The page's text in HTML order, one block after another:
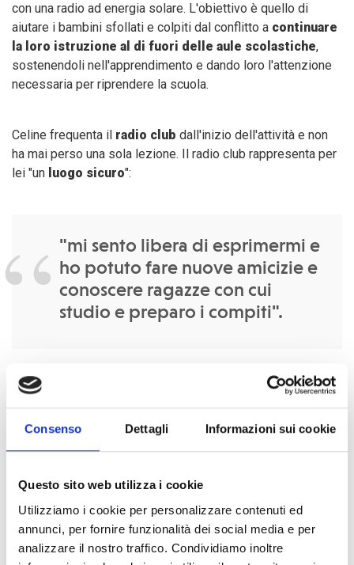
Consenso Dettagli Informazioni sui cookie
Questo sito web utilizza i cookie
Utilizziamo i cookie per personalizzare contenuti ed
annunci, per fornire funzionalità dei social media e per
analizzare il nostro traffico. Condividiamo inoltre
con una radio ad energia solare. L'obiettivo è quello di
aiutare i bambini sfollati e colpiti dal conflitto a continuare
la loro istruzione al di fuori delle aule scolastiche,
sostenendoli nell'apprendimento e dando loro l'attenzione
necessaria per riprendere la scuola.
Celine frequenta il radio club dall'inizio dell'attività e non
ha mai perso una sola lezione. Il radio club rappresenta per
lei "un luogo sicuro":
"mi sento libera di esprimermi e
ho potuto fare nuove amicizie e
conoscere ragazze con cui
studio e preparo i compiti".
Grazie a queste lezioni ha ritrovato la
determinazione e la
fiducia in sé stessae, lezione dopo lezione, sta
migliorando le sue capacità di lettura e di calcolo.
Quando ha iniziato a frequentare il radioclub, ha dovuto
chiedevano di rimanere a casa ad aiutare nei lavori
domestici. A poco a poco, grazie anche al sostegno
dell'équipe di COOPI, che ha sensibilizzato la comunità